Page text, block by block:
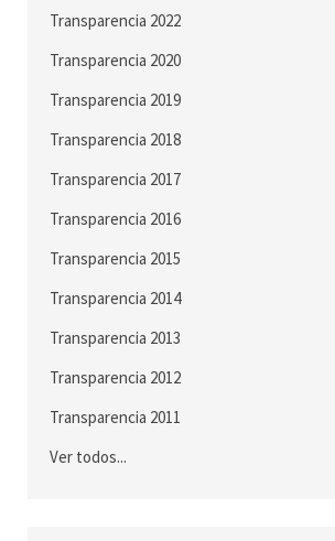
Transparencia 2022
Transparencia 2020
Transparencia 2019
Transparencia 2018
Transparencia 2017
Transparencia 2016
Transparencia 2015
Transparencia 2014
Transparencia 2013
Transparencia 2012
Transparencia 2011
Ver todos...